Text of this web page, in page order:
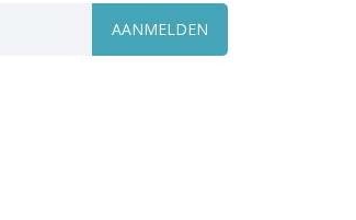
AANMELDEN